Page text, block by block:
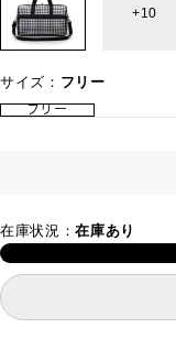
10
サイズ： フリー
フリー
在庫状況：在庫あり